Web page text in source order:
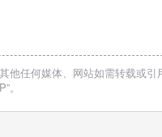
他任何媒体、网站如需转载或
。